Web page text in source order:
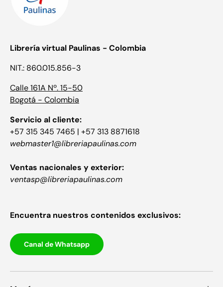
Librería virtual Paulinas - Colombia
NIT.: 860.015.856-3
Calle 161A Nº. 15-50
Bogotá - Colombia
Servicio al cliente:
+57 315 345 7465 | +57 313 8871618
webmaster1@libreriapaulinas.com
Ventas nacionales y exterior:
ventasp@libreriapaulinas.com
Encuentra nuestros contenidos exclusivos:
Canal de Whatsapp